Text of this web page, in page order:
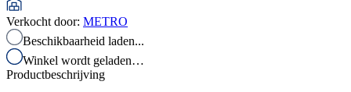
Verkocht door: METRO
Beschikbaarheid laden...
Winkel wordt geladen…
Productbeschrijving